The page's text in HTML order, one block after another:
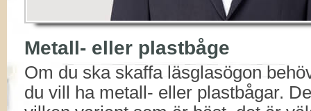
Metall- eller plastbåge
Om du ska skaffa läsglasögon
du vill ha metall- eller plastbågar.